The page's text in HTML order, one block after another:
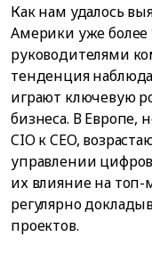
Как нам удалось
Америки уже более
руководителями
тенденция
играют ключевую
бизнеса. В Европе,
CIO к CEO,
управлении
их влияние на
регулярно
проектов.